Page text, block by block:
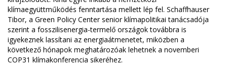
klímaegyüttműködés fenntartása mellett lép fel. Schaffhauser
Tibor, a Green Policy Center senior klímapolitikai tanácsadója
szerint a fosszilisenergia-termelő országok továbbra is
igyekeznek lassítani az energiaátmenetet, miközben a
következő hónapok meghatározóak lehetnek a novemberi
COP31 klímakonferencia sikeréhez.